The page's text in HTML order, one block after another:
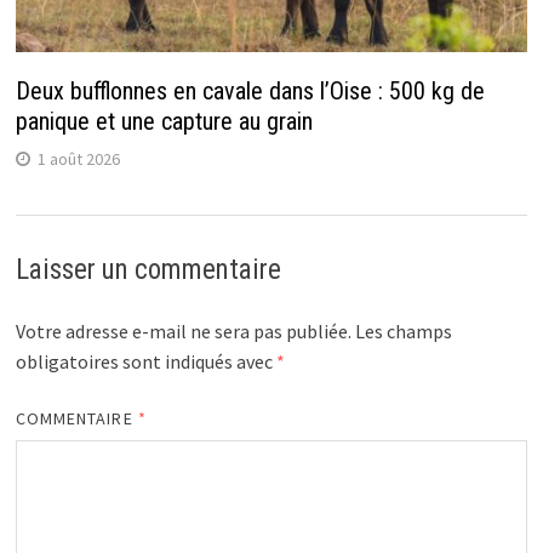
Deux bufflonnes en cavale dans l’Oise : 500 kg de
panique et une capture au grain
1 août 2026
Laisser un commentaire
Votre adresse e-mail ne sera pas publiée. Les champs
obligatoires sont indiqués avec *
COMMENTAIRE *